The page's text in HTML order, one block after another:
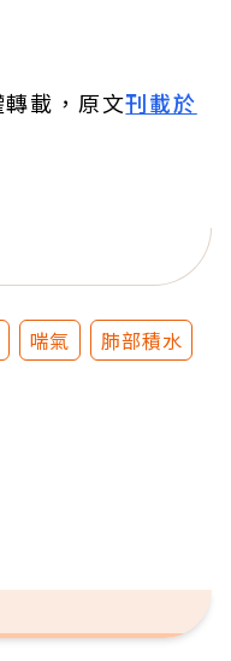
轉載，原文刊載於
喘氣
肺部積水